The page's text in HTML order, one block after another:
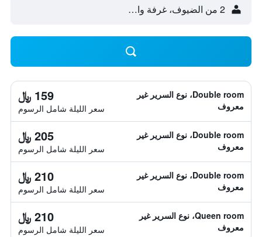
2 من الضيوف، غرفة واحدة
Double room، نوع السرير غير
معروف
159 ﷼
سعر الليلة شامل الرسوم
Double room، نوع السرير غير
معروف
205 ﷼
سعر الليلة شامل الرسوم
Double room، نوع السرير غير
معروف
210 ﷼
سعر الليلة شامل الرسوم
Queen room، نوع السرير غير
معروف
210 ﷼
سعر الليلة شامل الرسوم